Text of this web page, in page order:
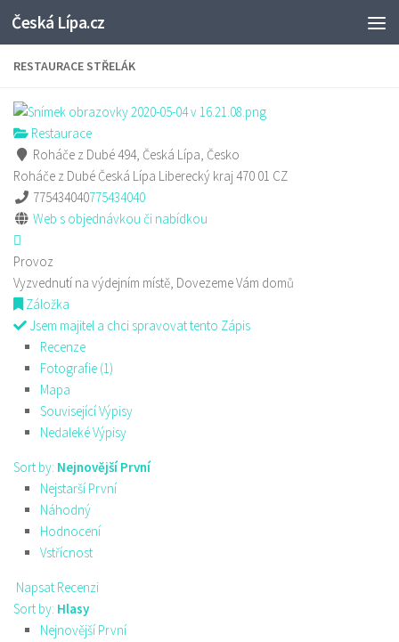
Skip to content
Česká Lípa.cz
RESTAURACE STŘELÁK
Restaurace
Roháče z Dubé 494, Česká Lípa, Česko
Roháče z Dubé Česká Lípa Liberecký kraj470 01 CZ
775434040775434040
Web s objednávkou či nabídkou
Provoz
Vyzvednutí na výdejním místě, Dovezeme Vám domů
Záložka
Jsem majitel a chci spravovat tento Zápis
Recenze
Fotografie (1)
Mapa
Související Výpisy
Nedaleké Výpisy
Sort by: Nejnovější První
Nejstarší První
Náhodný
Hodnocení
Vstřícnost
Napsat Recenzi
Sort by: Hlasy
Nejnovější První